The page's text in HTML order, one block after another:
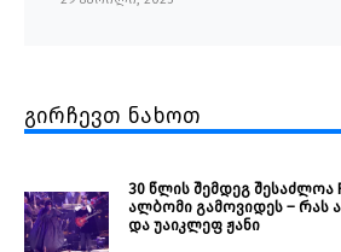
გირჩევთ ნახოთ
30 წლის შემდეგ შესაძლოა
ალბომი გამოვიდეს – რას
და უაიკლეფ ჟანი